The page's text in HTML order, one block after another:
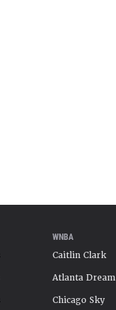
WNBA
Caitlin Clark
Atlanta Dream
Chicago Sky